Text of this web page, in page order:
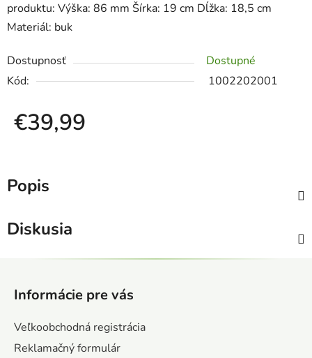
produktu: Výška: 86 mm Šírka: 19 cm Dĺžka: 18,5 cm
Materiál: buk
Dostupnosť
Dostupné
Kód:
1002202001
€39,99
Popis
Diskusia
Informácie pre vás
Veľkoobchodná registrácia
Reklamačný formulár